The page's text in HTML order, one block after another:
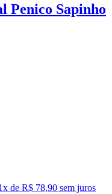
Penico Sapinho
x de R$ 78,90 sem juros